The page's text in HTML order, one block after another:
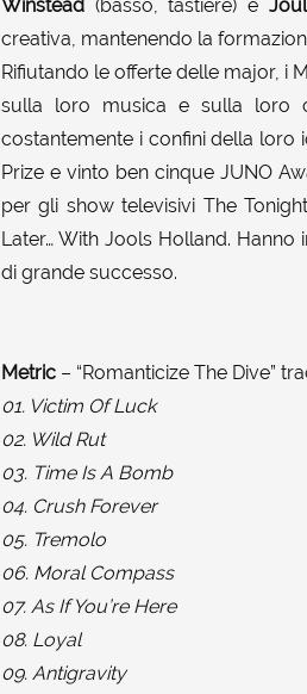
Winstead (basso, tastiere) e
creativa, mantenendo la
Rifiutando le offerte delle major, i
sulla loro musica e sulla loro
costantemente i confini della loro
Prize e vinto ben cinque JUNO
per gli show televisivi The
Later… With Jools Holland.
di grande successo.
Metric – “Romanticize The Dive”
01. Victim Of Luck
02. Wild Rut
03. Time Is A Bomb
04. Crush Forever
05. Tremolo
06. Moral Compass
07. As If You’re Here
08. Loyal
09. Antigravity